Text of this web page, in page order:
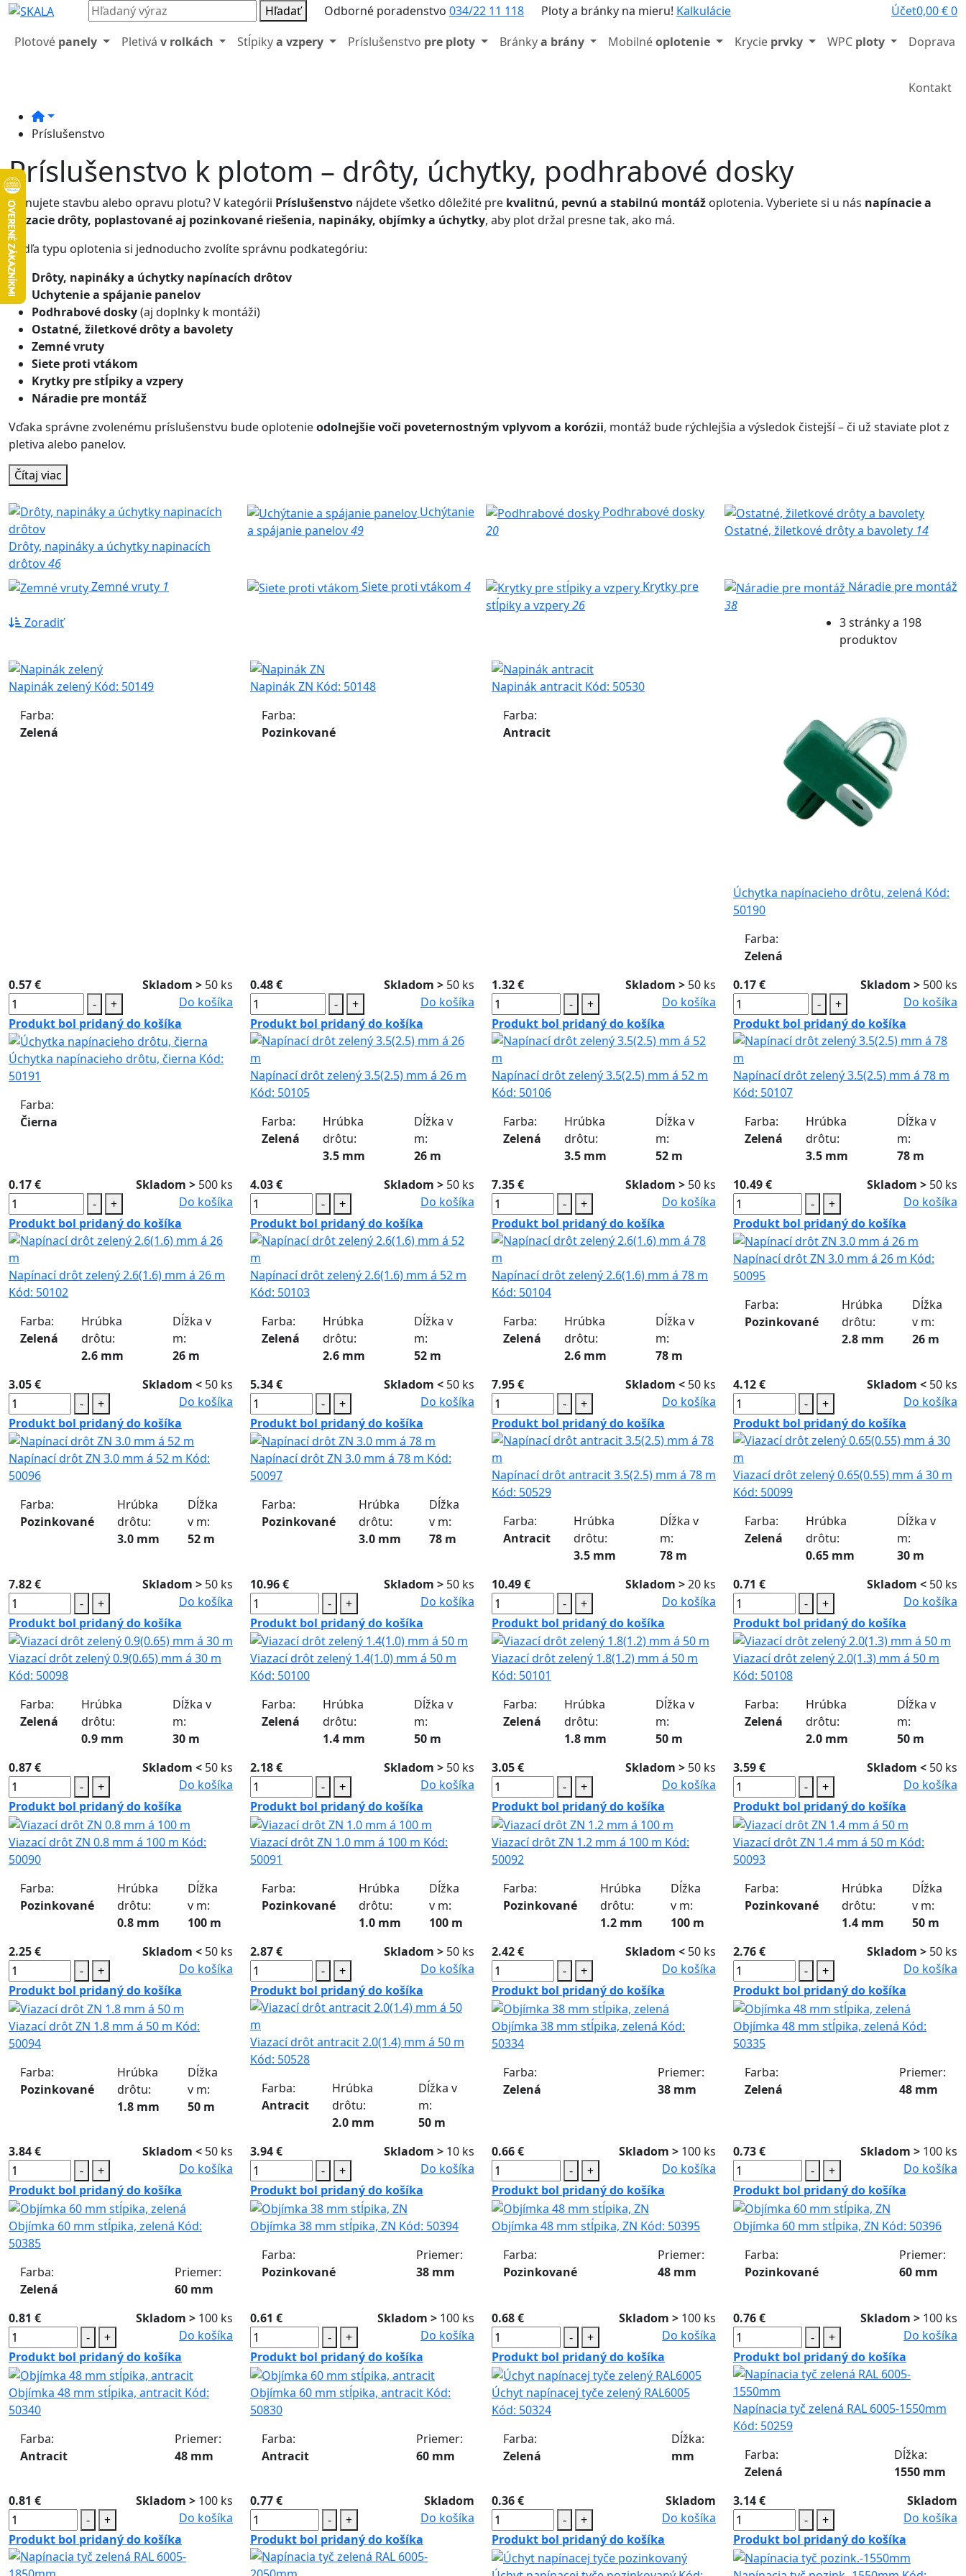
Hľadať Odborné poradenstvo 034/22 11 118 Ploty a bránky na mieru! Kalkulácie Účet0,00€0
Plotové panely Pletivá v rolkách Stĺpikya vzpery Príslušenstvo pre ploty Bránkya brány Mobilnéoplotenie Krycie prvky WPC ploty
Doprava
Kontakt
Príslušenstvo
Príslušenstvo k plotom – drôty, úchytky, podhrabové dosky
Plánujete stavbu alebo opravu plotu? V kategórii Príslušenstvo nájdete všetko dôležité pre kvalitnú, pevnú a stabilnú montáž oplotenia. Vyberiete si u nás napínacie a
viazacie drôty, poplastované aj pozinkované riešenia, napináky, objímky a úchytky, aby plot držal presne tak, ako má.
Podľa typu oplotenia si jednoducho zvolíte správnu podkategóriu:
Drôty, napináky a úchytky napínacích drôtov
Uchytenie a spájanie panelov
Podhrabové dosky(aj doplnky k montáži)
Ostatné, žiletkové drôty a bavolety
Zemné vruty
Siete proti vtákom
Krytky pre stĺpiky a vzpery
Náradie pre montáž
Vďaka správne zvolenému príslušenstvu bude oplotenieodolnejšie voči poveternostným vplyvom a korózii, montáž bude rýchlejšia a výsledok čistejší – či už staviate plot z
pletiva alebo panelov.
Čítaj viac
Drôty, napináky a úchytky napinacích
drôtov46
Uchýtanie
a spájanie panelov49
Podhrabové dosky
20
Ostatné, žiletkové drôty a bavolety 14
Zemné vruty 1 Siete proti vtákom 4
Krytky pre
stĺpiky a vzpery26
Náradie pre montáž
38
Zoradiť
3 stránky a 198
produktov
Napinák zelený Kód: 50149
Farba:
Zelená
0.57 € Skladom > 50 ks
-
+
Do košíka
Produkt bol pridaný do košíka
Napinák ZN Kód: 50148
Farba:
Pozinkované
0.48 € Skladom > 50 ks
-
+
Do košíka
Produkt bol pridaný do košíka
Napinák antracit Kód: 50530
Farba:
Antracit
1.32 € Skladom > 50 ks
-
+
Do košíka
Produkt bol pridaný do košíka
Úchytka napínacieho drôtu, zelená Kód:
50190
Farba:
Zelená
0.17 €
Skladom > 500 ks
-
+
Do košíka
Produkt bol pridaný do košíka
Úchytka napínacieho drôtu, čierna Kód:
50191
Farba:
Čierna
0.17 € Skladom > 500 ks
-
+
Do košíka
Produkt bol pridaný do košíka
Napínací drôt zelený 3.5(2.5) mm á 26 m
Kód: 50105
Farba:
Zelená
Hrúbka
drôtu:
3.5 mm
Dĺžka v
m:
26 m
4.03 €
Skladom > 50 ks
-
+
Do košíka
Produkt bol pridaný do košíka
Napínací drôt zelený 3.5(2.5) mm á 52 m
Kód: 50106
Farba:
Zelená
Hrúbka
drôtu:
3.5 mm
Dĺžka v
m:
52 m
7.35 €
Skladom > 50 ks
-
+
Do košíka
Produkt bol pridaný do košíka
Napínací drôt zelený 3.5(2.5) mm á 78 m
Kód: 50107
Farba:
Zelená
Hrúbka
drôtu:
3.5 mm
Dĺžka v
m:
78 m
10.49 €
Skladom > 50 ks
-
+
Do košíka
Produkt bol pridaný do košíka
Napínací drôt zelený 2.6(1.6) mm á 26 m
Kód: 50102
Farba:
Zelená
Hrúbka
drôtu:
2.6 mm
Dĺžka v
m:
26 m
3.05 €
Skladom < 50 ks
-
+
Do košíka
Produkt bol pridaný do košíka
Napínací drôt zelený 2.6(1.6) mm á 52 m
Kód: 50103
Farba:
Zelená
Hrúbka
drôtu:
2.6 mm
Dĺžka v
m:
52 m
5.34 €
Skladom < 50 ks
-
+
Do košíka
Produkt bol pridaný do košíka
Napínací drôt zelený 2.6(1.6) mm á 78 m
Kód: 50104
Farba:
Zelená
Hrúbka
drôtu:
2.6 mm
Dĺžka v
m:
78 m
7.95 €
Skladom < 50 ks
-
+
Do košíka
Produkt bol pridaný do košíka
Napínací drôt ZN 3.0 mm á 26 m Kód:
50095
Farba:
Pozinkované
Hrúbka
drôtu:
2.8 mm
Dĺžka
v m:
26 m
4.12 € Skladom < 50 ks
-
+
Do košíka
Produkt bol pridaný do košíka
Napínací drôt ZN 3.0 mm á 52 m Kód:
50096
Farba:
Pozinkované
Hrúbka
drôtu:
3.0 mm
Dĺžka
v m:
52 m
7.82 € Skladom > 50 ks
-
+
Do košíka
Produkt bol pridaný do košíka
Napínací drôt ZN 3.0 mm á 78 m Kód:
50097
Farba:
Pozinkované
Hrúbka
drôtu:
3.0 mm
Dĺžka
v m:
78 m
10.96 € Skladom > 50 ks
-
+
Do košíka
Produkt bol pridaný do košíka
Napínací drôt antracit 3.5(2.5) mm á 78 m
Kód: 50529
Farba:
Antracit
Hrúbka
drôtu:
3.5 mm
Dĺžka v
m:
78 m
10.49 €
Skladom >20 ks
-
+
Do košíka
Produkt bol pridaný do košíka
Viazací drôt zelený 0.65(0.55) mm á 30 m
Kód: 50099
Farba:
Zelená
Hrúbka
drôtu:
0.65 mm
Dĺžka v
m:
30 m
0.71 €
Skladom < 50 ks
-
+
Do košíka
Produkt bol pridaný do košíka
Viazací drôt zelený 0.9(0.65) mm á 30 m
Kód: 50098
Farba:
Zelená
Hrúbka
drôtu:
0.9 mm
Dĺžka v
m:
30 m
0.87 €
Skladom < 50 ks
-
+
Do košíka
Produkt bol pridaný do košíka
Viazací drôt zelený 1.4(1.0) mm á 50 m
Kód: 50100
Farba:
Zelená
Hrúbka
drôtu:
1.4 mm
Dĺžka v
m:
50 m
2.18 €
Skladom > 50 ks
-
+
Do košíka
Produkt bol pridaný do košíka
Viazací drôt zelený 1.8(1.2) mm á 50 m
Kód: 50101
Farba:
Zelená
Hrúbka
drôtu:
1.8 mm
Dĺžka v
m:
50 m
3.05 €
Skladom > 50 ks
-
+
Do košíka
Produkt bol pridaný do košíka
Viazací drôt zelený 2.0(1.3) mm á 50 m
Kód: 50108
Farba:
Zelená
Hrúbka
drôtu:
2.0 mm
Dĺžka v
m:
50 m
3.59 €
Skladom < 50 ks
-
+
Do košíka
Produkt bol pridaný do košíka
Viazací drôt ZN 0.8 mm á 100 m Kód:
50090
Farba:
Pozinkované
Hrúbka
drôtu:
0.8 mm
Dĺžka
v m:
100 m
2.25 €
Skladom < 50 ks
-
+
Do košíka
Produkt bol pridaný do košíka
Viazací drôt ZN 1.0 mm á 100 m Kód:
50091
Farba:
Pozinkované
Hrúbka
drôtu:
1.0 mm
Dĺžka
v m:
100 m
2.87 €
Skladom > 50 ks
-
+
Do košíka
Produkt bol pridaný do košíka
Viazací drôt ZN 1.2 mm á 100 m Kód:
50092
Farba:
Pozinkované
Hrúbka
drôtu:
1.2 mm
Dĺžka
v m:
100 m
2.42 €
Skladom < 50 ks
-
+
Do košíka
Produkt bol pridaný do košíka
Viazací drôt ZN 1.4 mm á 50 m Kód:
50093
Farba:
Pozinkované
Hrúbka
drôtu:
1.4 mm
Dĺžka
v m:
50 m
2.76 €
Skladom > 50 ks
-
+
Do košíka
Produkt bol pridaný do košíka
Viazací drôt ZN 1.8 mm á 50 m Kód:
50094
Farba:
Pozinkované
Hrúbka
drôtu:
1.8 mm
Dĺžka
v m:
50 m
3.84 € Skladom < 50 ks
-
+
Do košíka
Produkt bol pridaný do košíka
Viazací drôt antracit 2.0(1.4) mm á 50 m
Kód: 50528
Farba:
Antracit
Hrúbka
drôtu:
2.0 mm
Dĺžka v
m:
50 m
3.94 €
Skladom > 10 ks
-
+
Do košíka
Produkt bol pridaný do košíka
Objímka 38 mm stĺpika, zelená Kód:
50334
Farba:
Zelená
Priemer:
38 mm
0.66 € Skladom > 100 ks
-
+
Do košíka
Produkt bol pridaný do košíka
Objímka 48 mm stĺpika, zelená Kód:
50335
Farba:
Zelená
Priemer:
48 mm
0.73 € Skladom > 100 ks
-
+
Do košíka
Produkt bol pridaný do košíka
Objímka 60 mm stĺpika, zelená Kód:
50385
Farba:
Zelená
Priemer:
60 mm
0.81 €
Skladom > 100 ks
-
+
Do košíka
Produkt bol pridaný do košíka
Objímka 38 mm stĺpika, ZN Kód: 50394
Farba:
Pozinkované
Priemer:
38 mm
0.61 € Skladom > 100 ks
-
+
Do košíka
Produkt bol pridaný do košíka
Objímka 48 mm stĺpika, ZN Kód: 50395
Farba:
Pozinkované
Priemer:
48 mm
0.68 € Skladom > 100 ks
-
+
Do košíka
Produkt bol pridaný do košíka
Objímka 60 mm stĺpika, ZN Kód: 50396
Farba:
Pozinkované
Priemer:
60 mm
0.76 € Skladom > 100 ks
-
+
Do košíka
Produkt bol pridaný do košíka
Objímka 48 mm stĺpika, antracit Kód:
50340
Farba:
Antracit
Priemer:
48 mm
0.81 € Skladom > 100 ks
-
+
Do košíka
Produkt bol pridaný do košíka
Objímka 60 mm stĺpika, antracit Kód:
50830
Farba:
Antracit
Priemer:
60 mm
0.77 €
Skladom
-
+
Do košíka
Produkt bol pridaný do košíka
Úchyt napínacej tyče zelený RAL6005
Kód: 50324
Farba:
Zelená
Dĺžka:
mm
0.36 €
Skladom
-
+
Do košíka
Produkt bol pridaný do košíka
Napínacia tyč zelená RAL 6005-1550mm
Kód: 50259
Farba:
Zelená
Dĺžka:
1550 mm
3.14 €
Skladom
-
+
Do košíka
Produkt bol pridaný do košíka